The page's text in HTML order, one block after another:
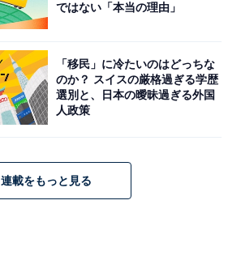
ではない「本当の理由」
「移民」に冷たいのはどっちな
のか？ スイスの厳格過ぎる学歴
選別と、日本の曖昧過ぎる外国
人政策
連載をもっと見る